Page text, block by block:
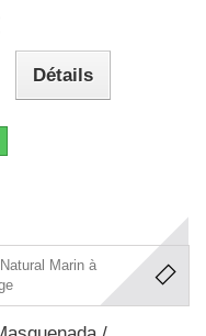
Détails